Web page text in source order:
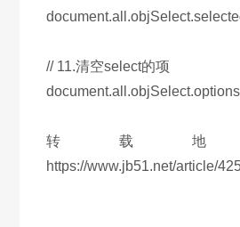
// 11.清空select的项
转载地
https://www.jb51.net/article/